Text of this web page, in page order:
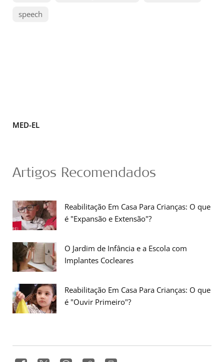
speech
MED-EL
Artigos Recomendados
Reabilitação Em Casa Para Crianças: O que
é "Expansão e Extensão"?
O Jardim de Infância e a Escola com
Implantes Cocleares
Reabilitação Em Casa Para Crianças: O que
é "Ouvir Primeiro"?